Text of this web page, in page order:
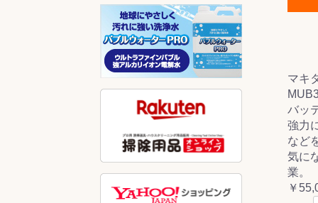
マキ
バッ
強力
など
気に
業。
￥